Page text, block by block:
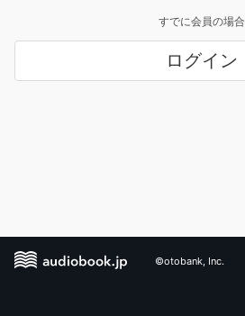
すでに会員の場合
ログイン
©otobank, Inc.